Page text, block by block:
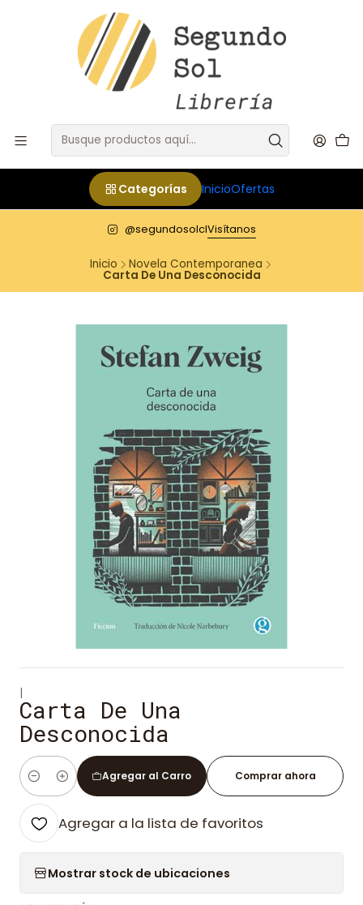
Categorías InicioOfertas
@segundosolclVisítanos
Inicio Novela Contemporanea
Carta De Una Desconocida
|
Carta De Una
Desconocida
Cantidad
Agregar al Carro Comprar ahora
Agregar a la lista de favoritos
Mostrar stock de ubicaciones